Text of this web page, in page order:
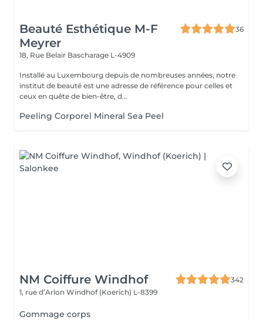
Beauté Esthétique M-F
Meyrer
36
18, Rue Belair Bascharage L-4909
Installé au Luxembourg depuis de nombreuses années, notre
institut de beauté est une adresse de référence pour celles et
ceux en quête de bien-être, d...
Peeling Corporel Mineral Sea Peel
NM Coiffure Windhof
342
1, rue d’Arlon Windhof (Koerich) L-8399
Gommage corps